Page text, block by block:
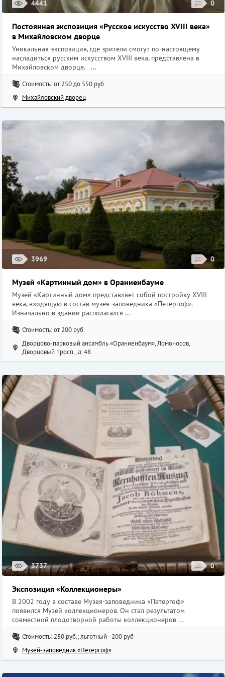
4441 0
Постоянная экспозиция «Русское искусство XVIII века»
в Михайловском дворце
Уникальная экспозиция, где зрители смогут по-настоящему
насладиться русским искусством XVIII века, представлена в
Михайловском дворце. ...
Стоимость: от 250 до 550 руб.
Михайловский дворец
3969 0
Музей «Картинный дом» в Ораниенбауме
Музей «Картинный дом» представляет собой постройку XVIII
века, входящую в состав музея-заповедника «Петергоф».
Изначально в здании располагался ...
Стоимость: от 200 руб.
Дворцово-парковый ансамбль «Ораниенбаум», Ломоносов,
Дворцовый просп., д. 48
3737 0
Экспозиция «Коллекционеры»
В 2002 году в составе Музея-заповедника «Петергоф»
появился Музей коллекционеров. Он стал результатом
совместной плодотворной работы коллекционеров ...
Стоимость: 250 руб.; льготный - 200 руб
Музей-заповедник «Петергоф»